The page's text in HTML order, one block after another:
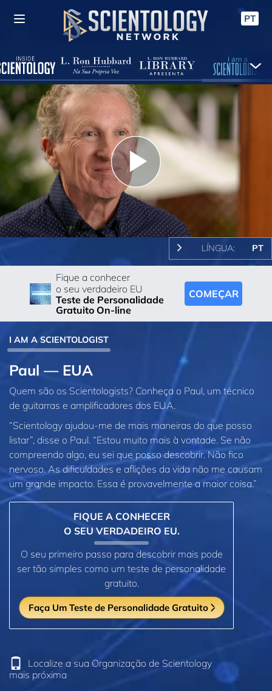
PT
Play
Video
LÍNGUA: PT
Fique a conhecer
o seu verdadeiro EU
Teste de Personalidade
Gratuito On-line
COMEÇAR
I AM A SCIENTOLOGIST
Paul — EUA
Quem são os Scientologists? Conheça o Paul, um técnico
de guitarras e amplificadores dos EUA.
“Scientology ajudou‑me de mais maneiras do que posso
listar”, disse o Paul. “Estou muito mais à vontade. Se não
compreendo algo, eu sei que posso descobrir. Não fico
nervoso. As dificuldades e aflições da vida não me causam
um grande impacto. Essa é provavelmente a maior coisa.”
FIQUE A CONHECER
O SEU VERDADEIRO EU.
O seu primeiro passo para descobrir mais pode
ser tão simples como um teste de personalidade
gratuito.
Faça Um Teste de Personalidade Gratuito
Localize a sua Organização de Scientology
mais próxima